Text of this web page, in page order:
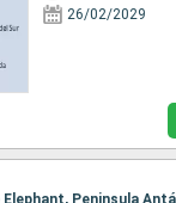
26/02/2029